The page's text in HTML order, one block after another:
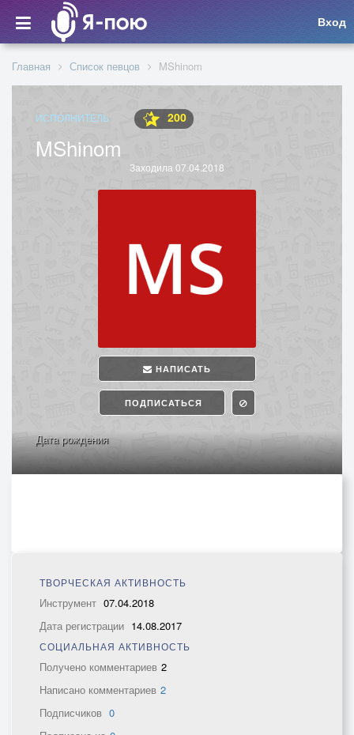
Вход
Главная Список певцов MShinom
ИСПОЛНИТЕЛЬ 200
MShinom
Заходила 07.04.2018
НАПИСАТЬ
ПОДПИСАТЬСЯ
Дата рождения
ТВОРЧЕСКАЯ АКТИВНОСТЬ
Инструмент 07.04.2018
Дата регистрации 14.08.2017
СОЦИАЛЬНАЯ АКТИВНОСТЬ
Получено комментариев 2
Написано комментариев 2
Подписчиков 0